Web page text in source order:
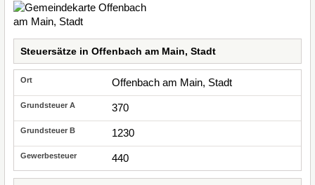
Steuersätze in Offenbach am Main, Stadt
Offenbach am Main, Stadt
370
1230
440